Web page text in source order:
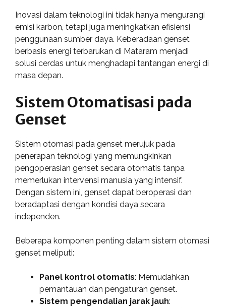
Inovasi dalam teknologi ini tidak hanya mengurangi
emisi karbon, tetapi juga meningkatkan efisiensi
penggunaan sumber daya. Keberadaan genset
berbasis energi terbarukan di Mataram menjadi
solusi cerdas untuk menghadapi tantangan energi di
masa depan.
Sistem Otomatisasi pada
Genset
Sistem otomasi pada genset merujuk pada
penerapan teknologi yang memungkinkan
pengoperasian genset secara otomatis tanpa
memerlukan intervensi manusia yang intensif.
Dengan sistem ini, genset dapat beroperasi dan
beradaptasi dengan kondisi daya secara
independen.
Beberapa komponen penting dalam sistem otomasi
genset meliputi:
Panel kontrol otomatis: Memudahkan
pemantauan dan pengaturan genset.
Sistem pengendalian jarak jauh: